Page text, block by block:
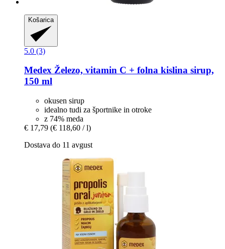
Košarica
5.0 (3)
Medex Železo, vitamin C + folna kislina sirup,
150 ml
okusen sirup
idealno tudi za športnike in otroke
z 74% meda
€ 17,79 (€ 118,60 / l)
Dostava do 11 avgust